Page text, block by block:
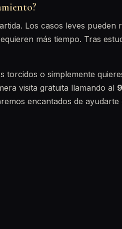
Los casos leves pueden
más tiempo. Tras
torcidos o simplemente
visita gratuita llamando al
encantados de